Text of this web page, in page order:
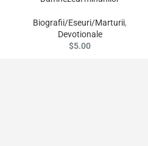
Biografii/Eseuri/Marturii,
Devotionale
$5.00